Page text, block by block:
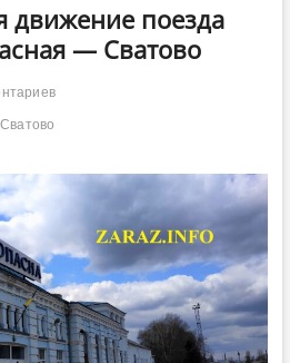
движение поезда
— Сватово
Сватово